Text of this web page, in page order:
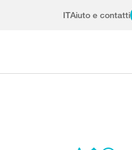
ITAiuto e contatti